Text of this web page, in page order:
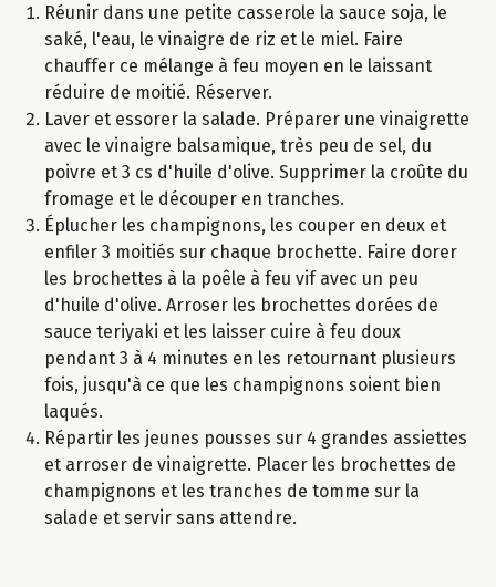
Réunir dans une petite casserole la sauce soja, le
saké, l'eau, le vinaigre de riz et le miel. Faire
chauffer ce mélange à feu moyen en le laissant
réduire de moitié. Réserver.
Laver et essorer la salade. Préparer une vinaigrette
avec le vinaigre balsamique, très peu de sel, du
poivre et 3 cs d'huile d'olive. Supprimer la croûte du
fromage et le découper en tranches.
Éplucher les champignons, les couper en deux et
enfiler 3 moitiés sur chaque brochette. Faire dorer
les brochettes à la poêle à feu vif avec un peu
d'huile d'olive. Arroser les brochettes dorées de
sauce teriyaki et les laisser cuire à feu doux
pendant 3 à 4 minutes en les retournant plusieurs
fois, jusqu'à ce que les champignons soient bien
laqués.
Répartir les jeunes pousses sur 4 grandes assiettes
et arroser de vinaigrette. Placer les brochettes de
champignons et les tranches de tomme sur la
salade et servir sans attendre.